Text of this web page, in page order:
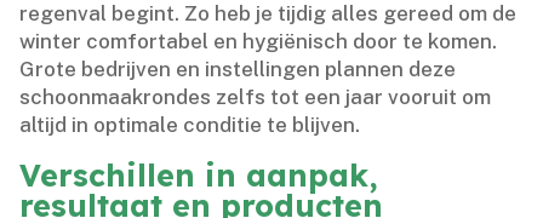
regenval begint.​ Zo heb je tijdig alles gereed om de
winter comfortabel en hygiënisch door te komen.​
Grote bedrijven en instellingen plannen deze
schoonmaakrondes zelfs tot een jaar vooruit om
altijd in optimale conditie te blijven.​
Verschillen in aanpak,
resultaat en producten